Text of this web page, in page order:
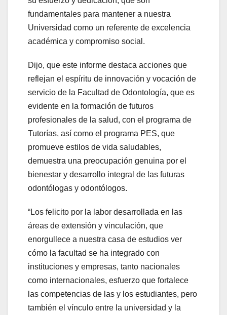
fundamentales para mantener a nuestra
Universidad como un referente de excelencia
académica y compromiso social.
Dijo, que este informe destaca acciones que
reflejan el espíritu de innovación y vocación de
servicio de la Facultad de Odontología, que es
evidente en la formación de futuros
profesionales de la salud, con el programa de
Tutorías, así como el programa PES, que
promueve estilos de vida saludables,
demuestra una preocupación genuina por el
bienestar y desarrollo integral de las futuras
odontólogas y odontólogos.
“Los felicito por la labor desarrollada en las
áreas de extensión y vinculación, que
enorgullece a nuestra casa de estudios ver
cómo la facultad se ha integrado con
instituciones y empresas, tanto nacionales
como internacionales, esfuerzo que fortalece
las competencias de las y los estudiantes, pero
también el vínculo entre la universidad y la